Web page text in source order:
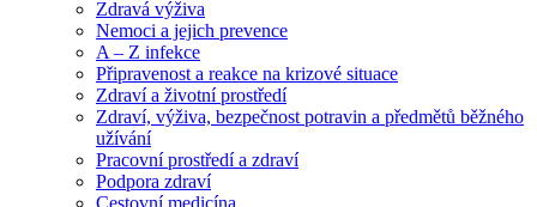
Zdravá výživa
Nemoci a jejich prevence
A – Z infekce
Připravenost a reakce na krizové situace
Zdraví a životní prostředí
Zdraví, výživa, bezpečnost potravin a předmětů běžného
užívání
Pracovní prostředí a zdraví
Podpora zdraví
Cestovní medicína